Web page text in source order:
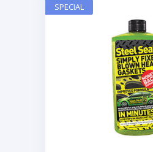
SPECIAL